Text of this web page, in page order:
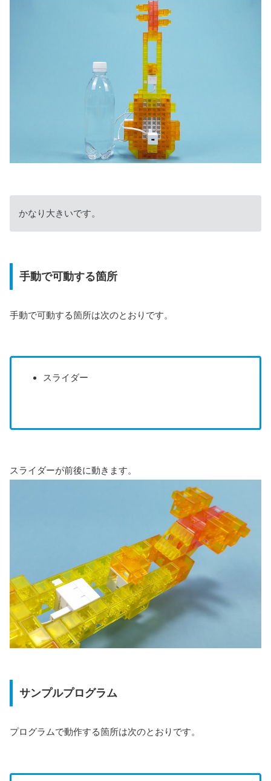
かなり大きいです。
手動で可動する箇所
手動で可動する箇所は次のとおりです。
スライダー
スライダーが前後に動きます。
サンプルプログラム
プログラムで動作する箇所は次のとおりです。